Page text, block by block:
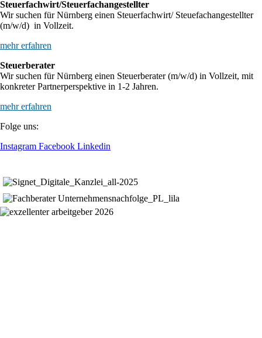
Steuerfachwirt/Steuerfachangestellter
Wir suchen für Nürnberg einen Steuerfachwirt/ Steuefachangestellter
(m/w/d) in Vollzeit.
mehr erfahren
Steuerberater
Wir suchen für Nürnberg einen Steuerberater (m/w/d) in Vollzeit, mit
konkreter Partnerperspektive in 1-2 Jahren.
mehr erfahren
Folge uns:
Instagram Facebook Linkedin